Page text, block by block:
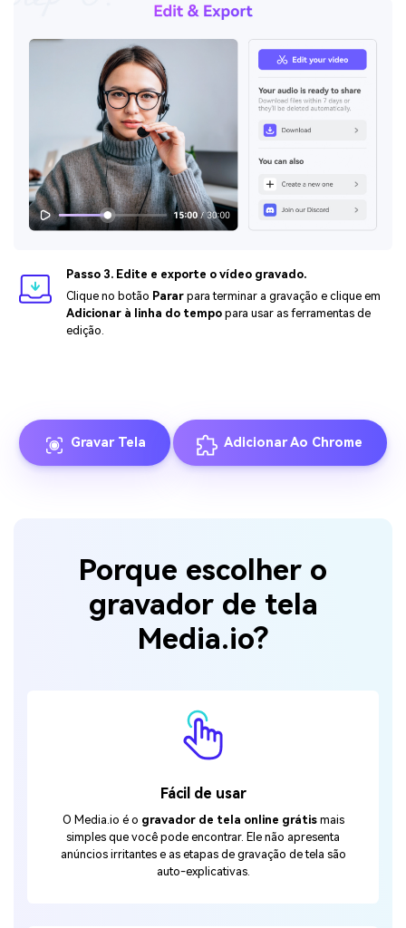
Passo 3. Edite e exporte o vídeo gravado.
Clique no botão Pararpara terminar a gravação e clique em
Adicionar à linha do tempopara usar as ferramentas de
edição.
Gravar Tela Adicionar Ao Chrome
Porque escolher o
gravador de tela
Media.io?
Fácil de usar
O Media.io é o gravador de tela online grátismais
simples que você pode encontrar. Ele não apresenta
anúncios irritantes e as etapas de gravação de tela são
auto-explicativas.